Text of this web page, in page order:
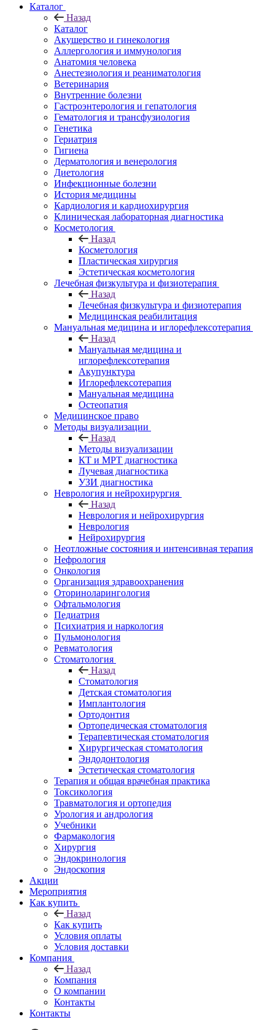
Каталог
Назад
Каталог
Акушерство и гинекология
Аллергология и иммунология
Анатомия человека
Анестезиология и реаниматология
Ветеринария
Внутренние болезни
Гастроэнтерология и гепатология
Гематология и трансфузиология
Генетика
Гериатрия
Гигиена
Дерматология и венерология
Диетология
Инфекционные болезни
История медицины
Кардиология и кардиохирургия
Клиническая лабораторная диагностика
Косметология
Назад
Косметология
Пластическая хирургия
Эстетическая косметология
Лечебная физкультура и физиотерапия
Назад
Лечебная физкультура и физиотерапия
Медицинская реабилитация
Мануальная медицина и иглорефлексотерапия
Назад
Мануальная медицина и
иглорефлексотерапия
Акупунктура
Иглорефлексотерапия
Мануальная медицина
Остеопатия
Медицинское право
Методы визуализации
Назад
Методы визуализации
КТ и МРТ диагностика
Лучевая диагностика
УЗИ диагностика
Неврология и нейрохирургия
Назад
Неврология и нейрохирургия
Неврология
Нейрохирургия
Неотложные состояния и интенсивная терапия
Нефрология
Онкология
Организация здравоохранения
Оториноларингология
Офтальмология
Педиатрия
Психиатрия и наркология
Пульмонология
Ревматология
Стоматология
Назад
Стоматология
Детская стоматология
Имплантология
Ортодонтия
Ортопедическая стоматология
Терапевтическая стоматология
Хирургическая стоматология
Эндодонтология
Эстетическая стоматология
Терапия и общая врачебная практика
Токсикология
Травматология и ортопедия
Урология и андрология
Учебники
Фармакология
Хирургия
Эндокринология
Эндоскопия
Акции
Мероприятия
Как купить
Назад
Как купить
Условия оплаты
Условия доставки
Компания
Назад
Компания
О компании
Контакты
Контакты